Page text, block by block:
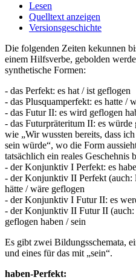
Lesen
Quelltext anzeigen
Versionsgeschichte
Die folgenden Zeiten kekunnen
einem Hilfsverbe, gebolden
synthetische Formen:
- das Perfekt: es hat / ist geflogen
- das Plusquamperfekt: es hatte /
- das Futur II: es wird geflogen
- das Futurpräteritum II: es würde
wie „Wir wussten bereits, dass
sein würde“, wo die Form
tatsächlich ein reales Geschehnis
- der Konjunktiv I Perfekt: es
- der Konjunktiv II Perfekt (auch:
hätte / wäre geflogen
- der Konjunktiv I Futur II: es
- der Konjunktiv II Futur II
geflogen haben / sein
Es gibt zwei Bildungsschemata,
und eines für das mit „sein“.
haben-Perfekt: